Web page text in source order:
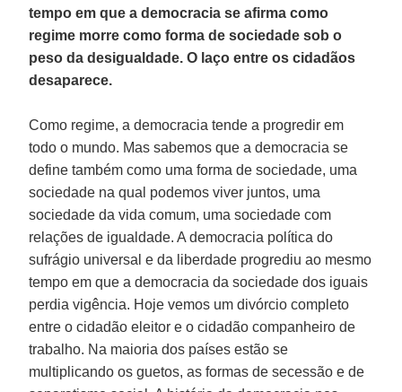
tempo em que a democracia se afirma como
regime morre como forma de sociedade sob o
peso da desigualdade. O laço entre os cidadãos
desaparece.
Como regime, a democracia tende a progredir em
todo o mundo. Mas sabemos que a democracia se
define também como uma forma de sociedade, uma
sociedade na qual podemos viver juntos, uma
sociedade da vida comum, uma sociedade com
relações de igualdade. A democracia política do
sufrágio universal e da liberdade progrediu ao mesmo
tempo em que a democracia da sociedade dos iguais
perdia vigência. Hoje vemos um divórcio completo
entre o cidadão eleitor e o cidadão companheiro de
trabalho. Na maioria dos países estão se
multiplicando os guetos, as formas de secessão e de